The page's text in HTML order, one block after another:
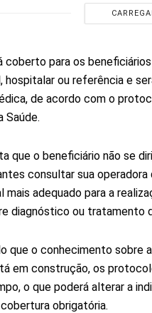
coberto para os
hospitalar ou referência e
de acordo com o
Saúde.
que o beneficiário não se
consultar sua
mais adequado para a
diagnóstico ou tratamento
que o conhecimento sobre
em construção, os
o que poderá alterar a
obrigatória.